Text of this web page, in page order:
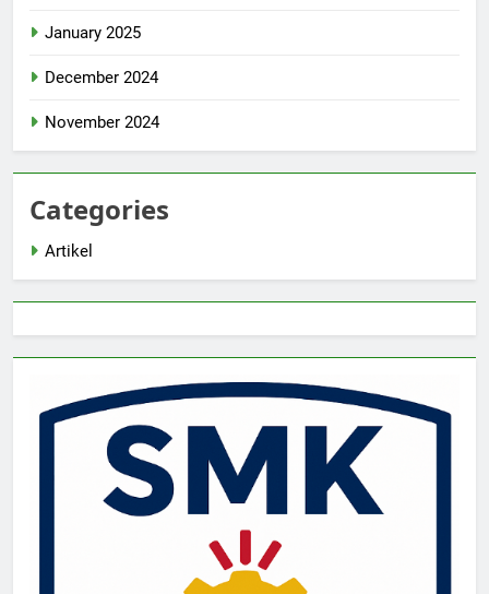
January 2025
December 2024
November 2024
Categories
Artikel